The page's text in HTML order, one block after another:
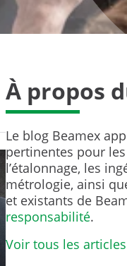
À propos
Le blog Beamex
pertinentes pour
l’étalonnage, les
métrologie, ainsi
et existants de
responsabilité.
Voir tous les